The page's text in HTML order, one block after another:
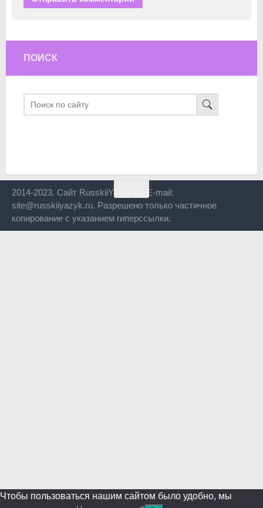
ПОИСК
2014-2023. Сайт RusskiiYazyk.ru. E-mail:
site@russkiiyazyk.ru. Разрешено только частичное
копирование с указанием гиперссылки.
Чтобы пользоваться нашим сайтом было удобно, мы